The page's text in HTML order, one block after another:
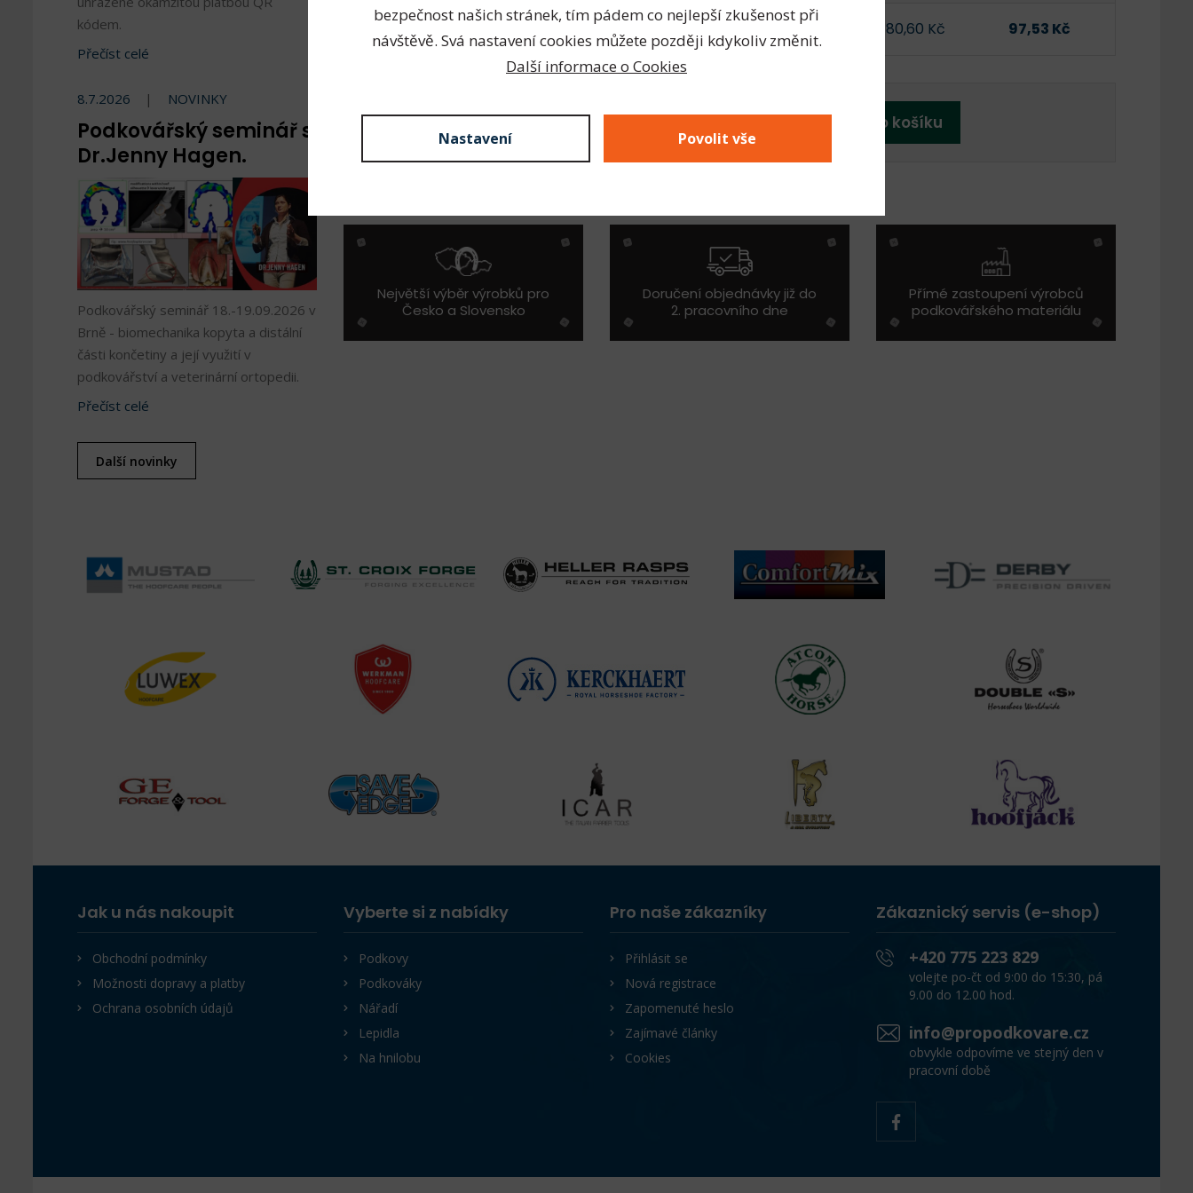
kódem.
Přečíst celé
8.7.2026 NOVINKY
Podkovářský seminář s
Dr.Jenny Hagen.
Podkovářský seminář 18.-19.09.2026 v
Brně - biomechanika kopyta a distální
části končetiny a její využití v
podkovářství a veterinární ortopedii.
Přečíst celé
Další novinky
1 zadní Skladem 80,60 Kč 97,53 Kč
0ks 0Kč Přidat do košíku
Největší výběr výrobků pro
Česko a Slovensko
Doručení objednávky již do
2. pracovního dne
Přímé zastoupení výrobců
podkovářského materiálu
Jak u nás nakoupit
Obchodní podmínky
Možnosti dopravy a platby
Ochrana osobních údajů
Vyberte si z nabídky
Podkovy
Podkováky
Nářadí
Lepidla
Na hnilobu
Pro naše zákazníky
Přihlásit se
Nová registrace
Zapomenuté heslo
Zajímavé články
Cookies
Zákaznický servis (e-shop)
+420 775 223 829
volejte po-čt od 9:00 do 15:30, pá
9.00 do 12.00 hod.
info@propodkovare.cz
obvykle odpovíme ve stejný den v
pracovní době
bezpečnost našich stránek, tím pádem co nejlepší zkušenost při
návštěvě. Svá nastavení cookies můžete později kdykoliv změnit.
Další informace o Cookies
Nastavení Povolit vše